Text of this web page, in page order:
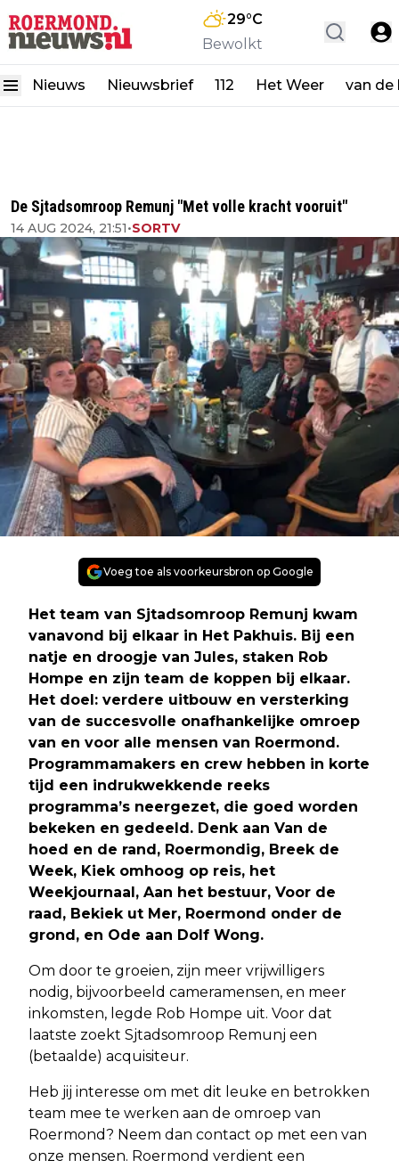
29°C
Bewolkt
Nieuws Nieuwsbrief 112 Het Weer van de
De Sjtadsomroop Remunj "Met volle kracht vooruit"
14 AUG 2024, 21:51•SORTV
Voeg toe als voorkeursbron op Google
Het team van Sjtadsomroop Remunj kwam
vanavond bij elkaar in Het Pakhuis. Bij een
natje en droogje van Jules, staken Rob
Hompe en zijn team de koppen bij elkaar.
Het doel: verdere uitbouw en versterking
van de succesvolle onafhankelijke omroep
van en voor alle mensen van Roermond.
Programmamakers en crew hebben in korte
tijd een indrukwekkende reeks
programma’s neergezet, die goed worden
bekeken en gedeeld. Denk aan Van de
hoed en de rand, Roermondig, Breek de
Week, Kiek omhoog op reis, het
Weekjournaal, Aan het bestuur, Voor de
raad, Bekiek ut Mer, Roermond onder de
grond, en Ode aan Dolf Wong.
Om door te groeien, zijn meer vrijwilligers
nodig, bijvoorbeeld cameramensen, en meer
inkomsten, legde Rob Hompe uit. Voor dat
laatste zoekt Sjtadsomroop Remunj een
(betaalde) acquisiteur.
Heb jij interesse om met dit leuke en betrokken
team mee te werken aan de omroep van
Roermond? Neem dan contact op met een van
onze mensen. Roermond verdient een